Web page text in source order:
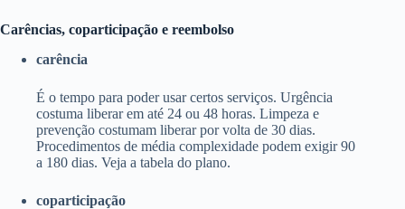
Carências, coparticipação e reembolso
carência
É o tempo para poder usar certos serviços. Urgência
costuma liberar em até 24 ou 48 horas. Limpeza e
prevenção costumam liberar por volta de 30 dias.
Procedimentos de média complexidade podem exigir 90
a 180 dias. Veja a tabela do plano.
coparticipação